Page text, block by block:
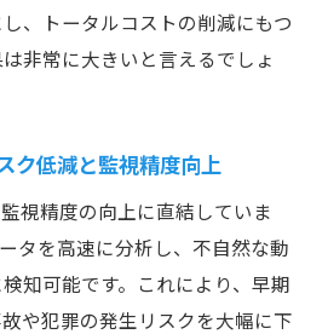
進化が安全監視に与える影響
、トータルコストの削減にもつ
非常に大きいと言えるでしょ
ク低減と監視精度向上
視精度の向上に直結していま
タを高速に分析し、不自然な動
知可能です。これにより、早期
や犯罪の発生リスクを大幅に下